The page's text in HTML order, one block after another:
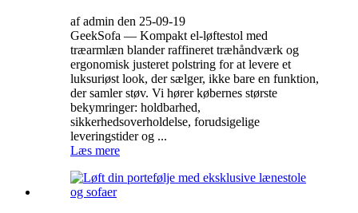
af admin den 25-09-19
GeekSofa — Kompakt el-løftestol med
træarmlæn blander raffineret træhåndværk og
ergonomisk justeret polstring for at levere et
luksuriøst look, der sælger, ikke bare en funktion,
der samler støv. Vi hører købernes største
bekymringer: holdbarhed,
sikkerhedsoverholdelse, forudsigelige
leveringstider og ...
Læs mere